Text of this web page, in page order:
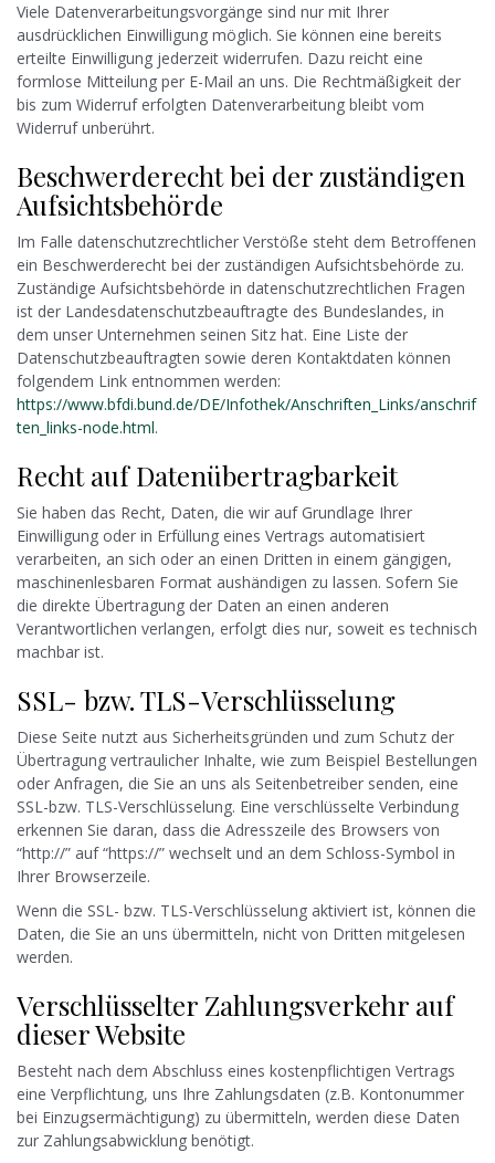
Viele Datenverarbeitungsvorgänge sind nur mit Ihrer
ausdrücklichen Einwilligung möglich. Sie können eine bereits
erteilte Einwilligung jederzeit widerrufen. Dazu reicht eine
formlose Mitteilung per E-Mail an uns. Die Rechtmäßigkeit der
bis zum Widerruf erfolgten Datenverarbeitung bleibt vom
Widerruf unberührt.
Beschwerderecht bei der zuständigen
Aufsichtsbehörde
Im Falle datenschutzrechtlicher Verstöße steht dem Betroffenen
ein Beschwerderecht bei der zuständigen Aufsichtsbehörde zu.
Zuständige Aufsichtsbehörde in datenschutzrechtlichen Fragen
ist der Landesdatenschutzbeauftragte des Bundeslandes, in
dem unser Unternehmen seinen Sitz hat. Eine Liste der
Datenschutzbeauftragten sowie deren Kontaktdaten können
folgendem Link entnommen werden:
https://www.bfdi.bund.de/DE/Infothek/Anschriften_Links/anschrif
ten_links-node.html.
Recht auf Datenübertragbarkeit
Sie haben das Recht, Daten, die wir auf Grundlage Ihrer
Einwilligung oder in Erfüllung eines Vertrags automatisiert
verarbeiten, an sich oder an einen Dritten in einem gängigen,
maschinenlesbaren Format aushändigen zu lassen. Sofern Sie
die direkte Übertragung der Daten an einen anderen
Verantwortlichen verlangen, erfolgt dies nur, soweit es technisch
machbar ist.
SSL- bzw. TLS-Verschlüsselung
Diese Seite nutzt aus Sicherheitsgründen und zum Schutz der
Übertragung vertraulicher Inhalte, wie zum Beispiel Bestellungen
oder Anfragen, die Sie an uns als Seitenbetreiber senden, eine
SSL-bzw. TLS-Verschlüsselung. Eine verschlüsselte Verbindung
erkennen Sie daran, dass die Adresszeile des Browsers von
“http://” auf “https://” wechselt und an dem Schloss-Symbol in
Ihrer Browserzeile.
Wenn die SSL- bzw. TLS-Verschlüsselung aktiviert ist, können die
Daten, die Sie an uns übermitteln, nicht von Dritten mitgelesen
werden.
Verschlüsselter Zahlungsverkehr auf
dieser Website
Besteht nach dem Abschluss eines kostenpflichtigen Vertrags
eine Verpflichtung, uns Ihre Zahlungsdaten (z.B. Kontonummer
bei Einzugsermächtigung) zu übermitteln, werden diese Daten
zur Zahlungsabwicklung benötigt.